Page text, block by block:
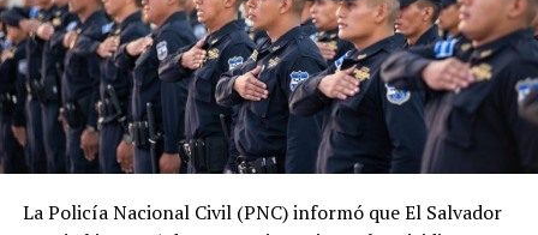
ADVERTISEMENT
La Policía Nacional Civil (PNC) informó que El Salvador